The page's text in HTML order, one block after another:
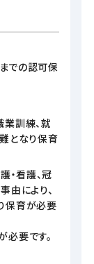
での認可保
訓練、就
となり保育
・看護、冠
由により、
保育が必要
要です。